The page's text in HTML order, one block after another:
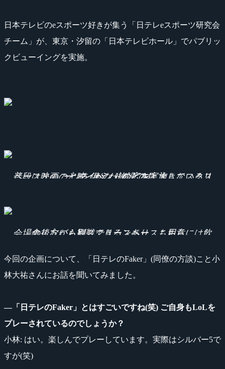
日本テレビのeスポーツ好きが集う「日テレeスポーツ研究会
チーム」が、東京・汐留の「日本テレビホール」でパブリッ
クビューイングを実施。
普段は映画の上映イベントなどを実施しているスペースとのことで、かなりの広さと大きなスクリーンを備えた施設です。
会場の後方にも別スクリーンあり。こちらには飲食しながら観戦できるスペースも用意。
今回の企画について、「日テレのFaker」(同僚の方談)こと小
林大祐さんにお話を聞いてみました。
―「日テレのFaker」とはすごいですね(笑) ご自身もLoLを
プレーされているのでしょうか？
小林: はい。楽しんでプレーしています。実際はシルバー5で
すが(笑)